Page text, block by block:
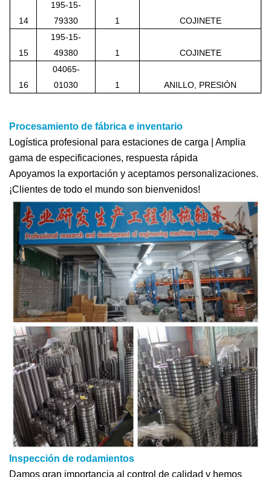
14
195-15-
79330
1 COJINETE
15
195-15-
49380
1 COJINETE
16
04065-
01030
1 ANILLO, PRESIÓN
Procesamiento de fábrica e inventario
Logística profesional para estaciones de carga | Amplia
gama de especificaciones, respuesta rápida
Apoyamos la exportación y aceptamos personalizaciones.
¡Clientes de todo el mundo son bienvenidos!
Inspección de rodamientos
Damos gran importancia al control de calidad y hemos